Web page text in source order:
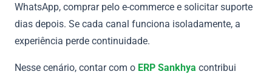
WhatsApp, comprar pelo e-commerce e solicitar suporte
dias depois. Se cada canal funciona isoladamente, a
experiência perde continuidade.
Nesse cenário, contar com o ERP Sankhya contribui